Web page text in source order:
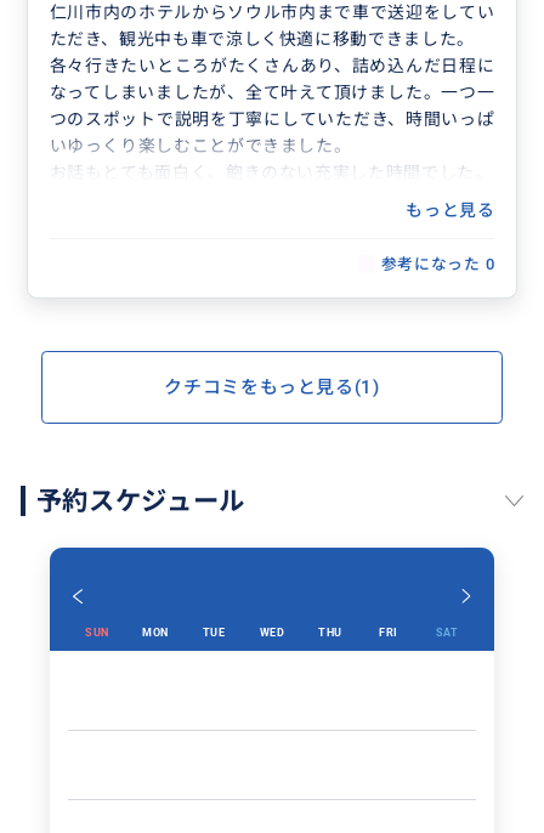
仁川市内のホテルからソウル市内まで車で送迎をしてい
ただき、観光中も車で涼しく快適に移動できました。
各々行きたいところがたくさんあり、詰め込んだ日程に
なってしまいましたが、全て叶えて頂けました。一つ一
つのスポットで説明を丁寧にしていただき、時間いっぱ
いゆっくり楽しむことができました。
お話もとても面白く、飽きのない充実した時間でした。
もっと見る
参考になった 0
クチコミをもっと見る(1)
予約スケジュール
SUN MON TUE WED THU FRI SAT